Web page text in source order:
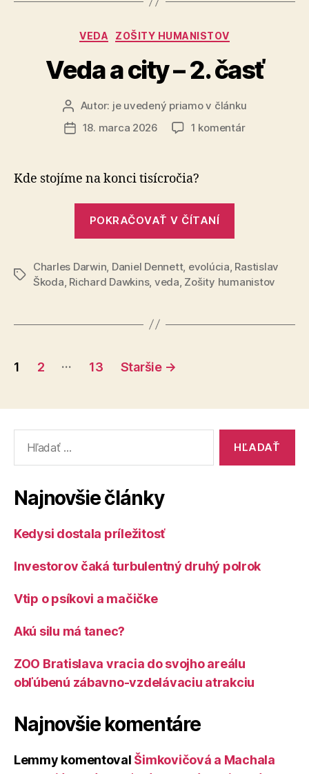
Kategórie
VEDA ZOŠITY HUMANISTOV
Veda a city – 2. časť
Autor
článku
Autor: je uvedený priamo v článku
Dátum
18. marca 2026 1 komentárna
Kde stojíme na konci tisícročia?
POKRAČOVAŤ V ČÍTANÍ
–
2.
Značky
Charles Darwin Daniel Dennett, evolúcia Rastislav
Škoda Richard Dawkins, veda Zošity humanistov
Stránkovanie
1 2 … 13 Staršie →
Najnovšie články
Kedysi dostala príležitosť
Investorov čaká turbulentný druhý polrok
Vtip o psíkovi a mačičke
Akú silu má tanec?
ZOO Bratislava vracia do svojho areálu
obľúbenú zábavno-vzdelávaciu atrakciu
Najnovšie komentáre
Lemmy komentoval Šimkovičová a Machala